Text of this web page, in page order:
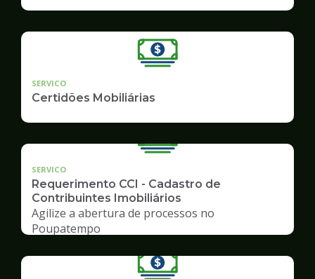
SERVICO
Certidões Mobiliárias
SERVICO
Requerimento CCI - Cadastro de
Contribuintes Imobiliários
Agilize a abertura de processos no
Poupatempo